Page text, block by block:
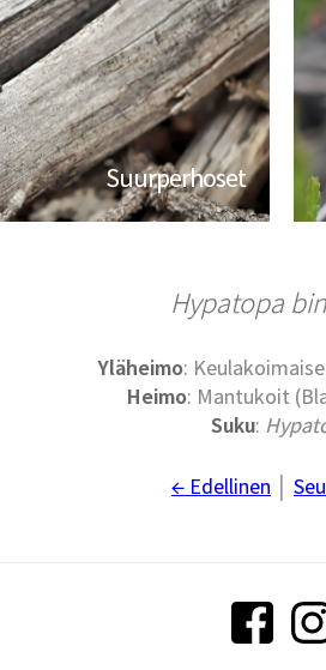
Suurperhoset
Hypatopa
Yläheimo:
Heimo: Mantukoit
Suku:
← Edellinen